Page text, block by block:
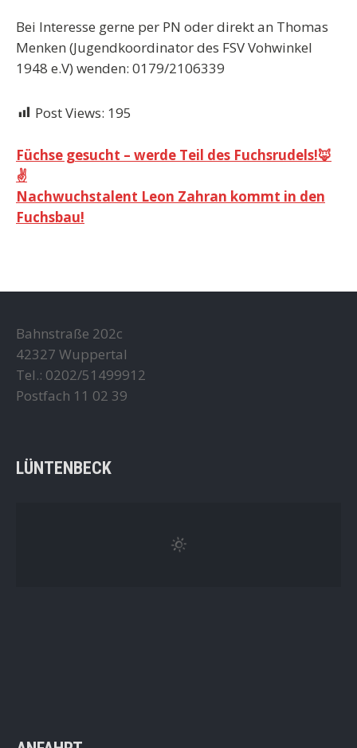
Bei Interesse gerne per PN oder direkt an Thomas
Menken (Jugendkoordinator des FSV Vohwinkel
1948 e.V) wenden: 0179/2106339
Post Views: 195
Beitragsnavigation
Füchse gesucht – werde Teil des Fuchsrudels!🦊
✌️
Nachwuchstalent Leon Zahran kommt in den
Fuchsbau!
Bahnstraße 202c
42327 Wuppertal
Tel.: 0202/51499912
Postfach 11 02 39
LÜNTENBECK